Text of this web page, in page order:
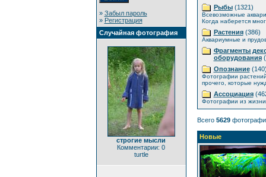
» Забыл пароль
» Регистрация
Случайная фотография
строгие мысли
Комментарии: 0
turtle
Рыбы(1321)
Всевозможные
Когда наберется
Растения(386)
Аквариумные и
Фрагменты
оборудования
Опознание
Фотографии
прочего, которые
Ассоциация
Фотографии из
Всего 5629
Новые